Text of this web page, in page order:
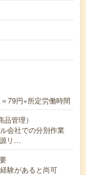
79円×所定労働時間
管理）
会社での分別作業
源リ…
験があると尚可